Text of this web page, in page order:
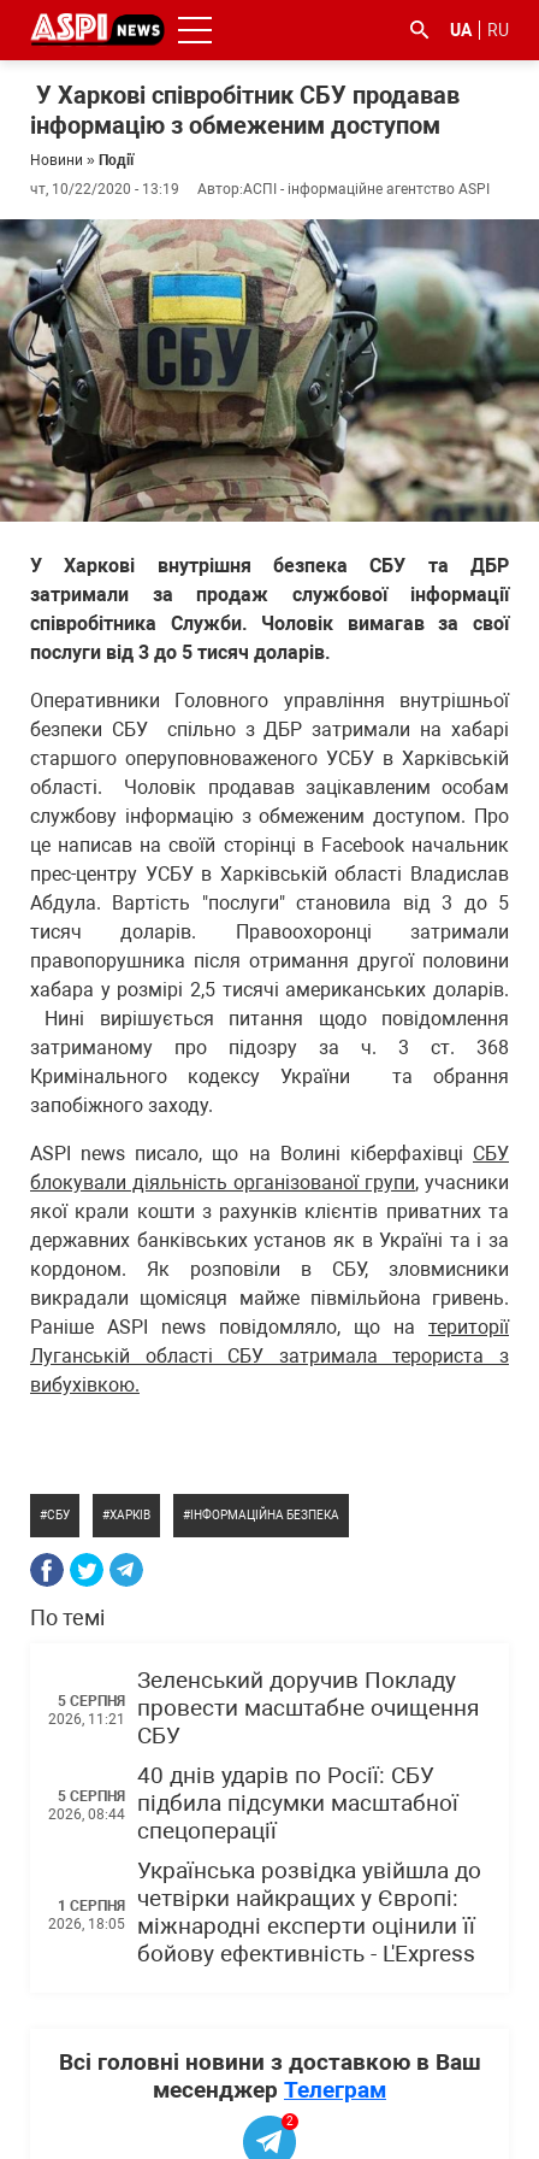
UA RU
У Харкові співробітник СБУ продавав
інформацію з обмеженим доступом
Новини » Події
чт, 10/22/2020 - 13:19
Автор:АСПІ - інформаційне агентство ASPI
У Харкові внутрішня безпека СБУ та ДБР
затримали за продаж службової інформації
співробітника Служби. Чоловік вимагав за свої
послуги від 3 до 5 тисяч доларів.
Оперативники Головного управління внутрішньої
безпеки СБУ спільно з ДБР затримали на хабарі
старшого оперуповноваженого УСБУ в Харківській
області. Чоловік продавав зацікавленим особам
службову інформацію з обмеженим доступом. Про
це написав на своїй сторінці в Facebook начальник
прес-центру УСБУ в Харківській області Владислав
Абдула. Вартість "послуги" становила від 3 до 5
тисяч доларів. Правоохоронці затримали
правопорушника після отримання другої половини
хабара у розмірі 2,5 тисячі американських доларів.
Нині вирішується питання щодо повідомлення
затриманому про підозру за ч. 3 ст. 368
Кримінального кодексу України та обрання
запобіжного заходу.
ASPI news писало, що на Волині кіберфахівці СБУ
блокували діяльність організованої групи, учасники
якої крали кошти з рахунків клієнтів приватних та
державних банківських установ як в Україні та і за
кордоном. Як розповіли в СБУ, зловмисники
викрадали щомісяця майже півмільйона гривень.
Раніше ASPI news повідомляло, що на території
Луганській області СБУ затримала терориста з
вибухівкою.
СБУ ХАРКІВ ІНФОРМАЦІЙНА БЕЗПЕКА
По темі
5 СЕРПНЯ
2026, 11:21
Зеленський доручив Покладу
провести масштабне очищення
СБУ
5 СЕРПНЯ
2026, 08:44
40 днів ударів по Росії: СБУ
підбила підсумки масштабної
спецоперації
1 СЕРПНЯ
2026, 18:05
Українська розвідка увійшла до
четвірки найкращих у Європі:
міжнародні експерти оцінили її
бойову ефективність - L'Express
Всі головні новини з доставкою в Ваш
месенджер Телеграм
2
#ООС
#боротьба
з
корупцією
#ДФС #Київ #коронавірус